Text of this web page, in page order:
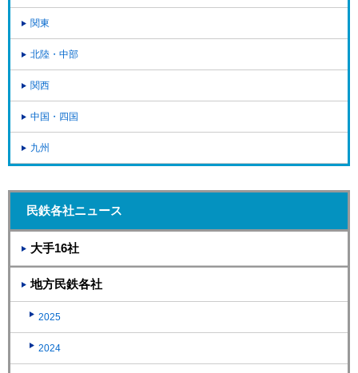
関東
北陸・中部
関西
中国・四国
九州
民鉄各社ニュース
大手16社
地方民鉄各社
2025
2024